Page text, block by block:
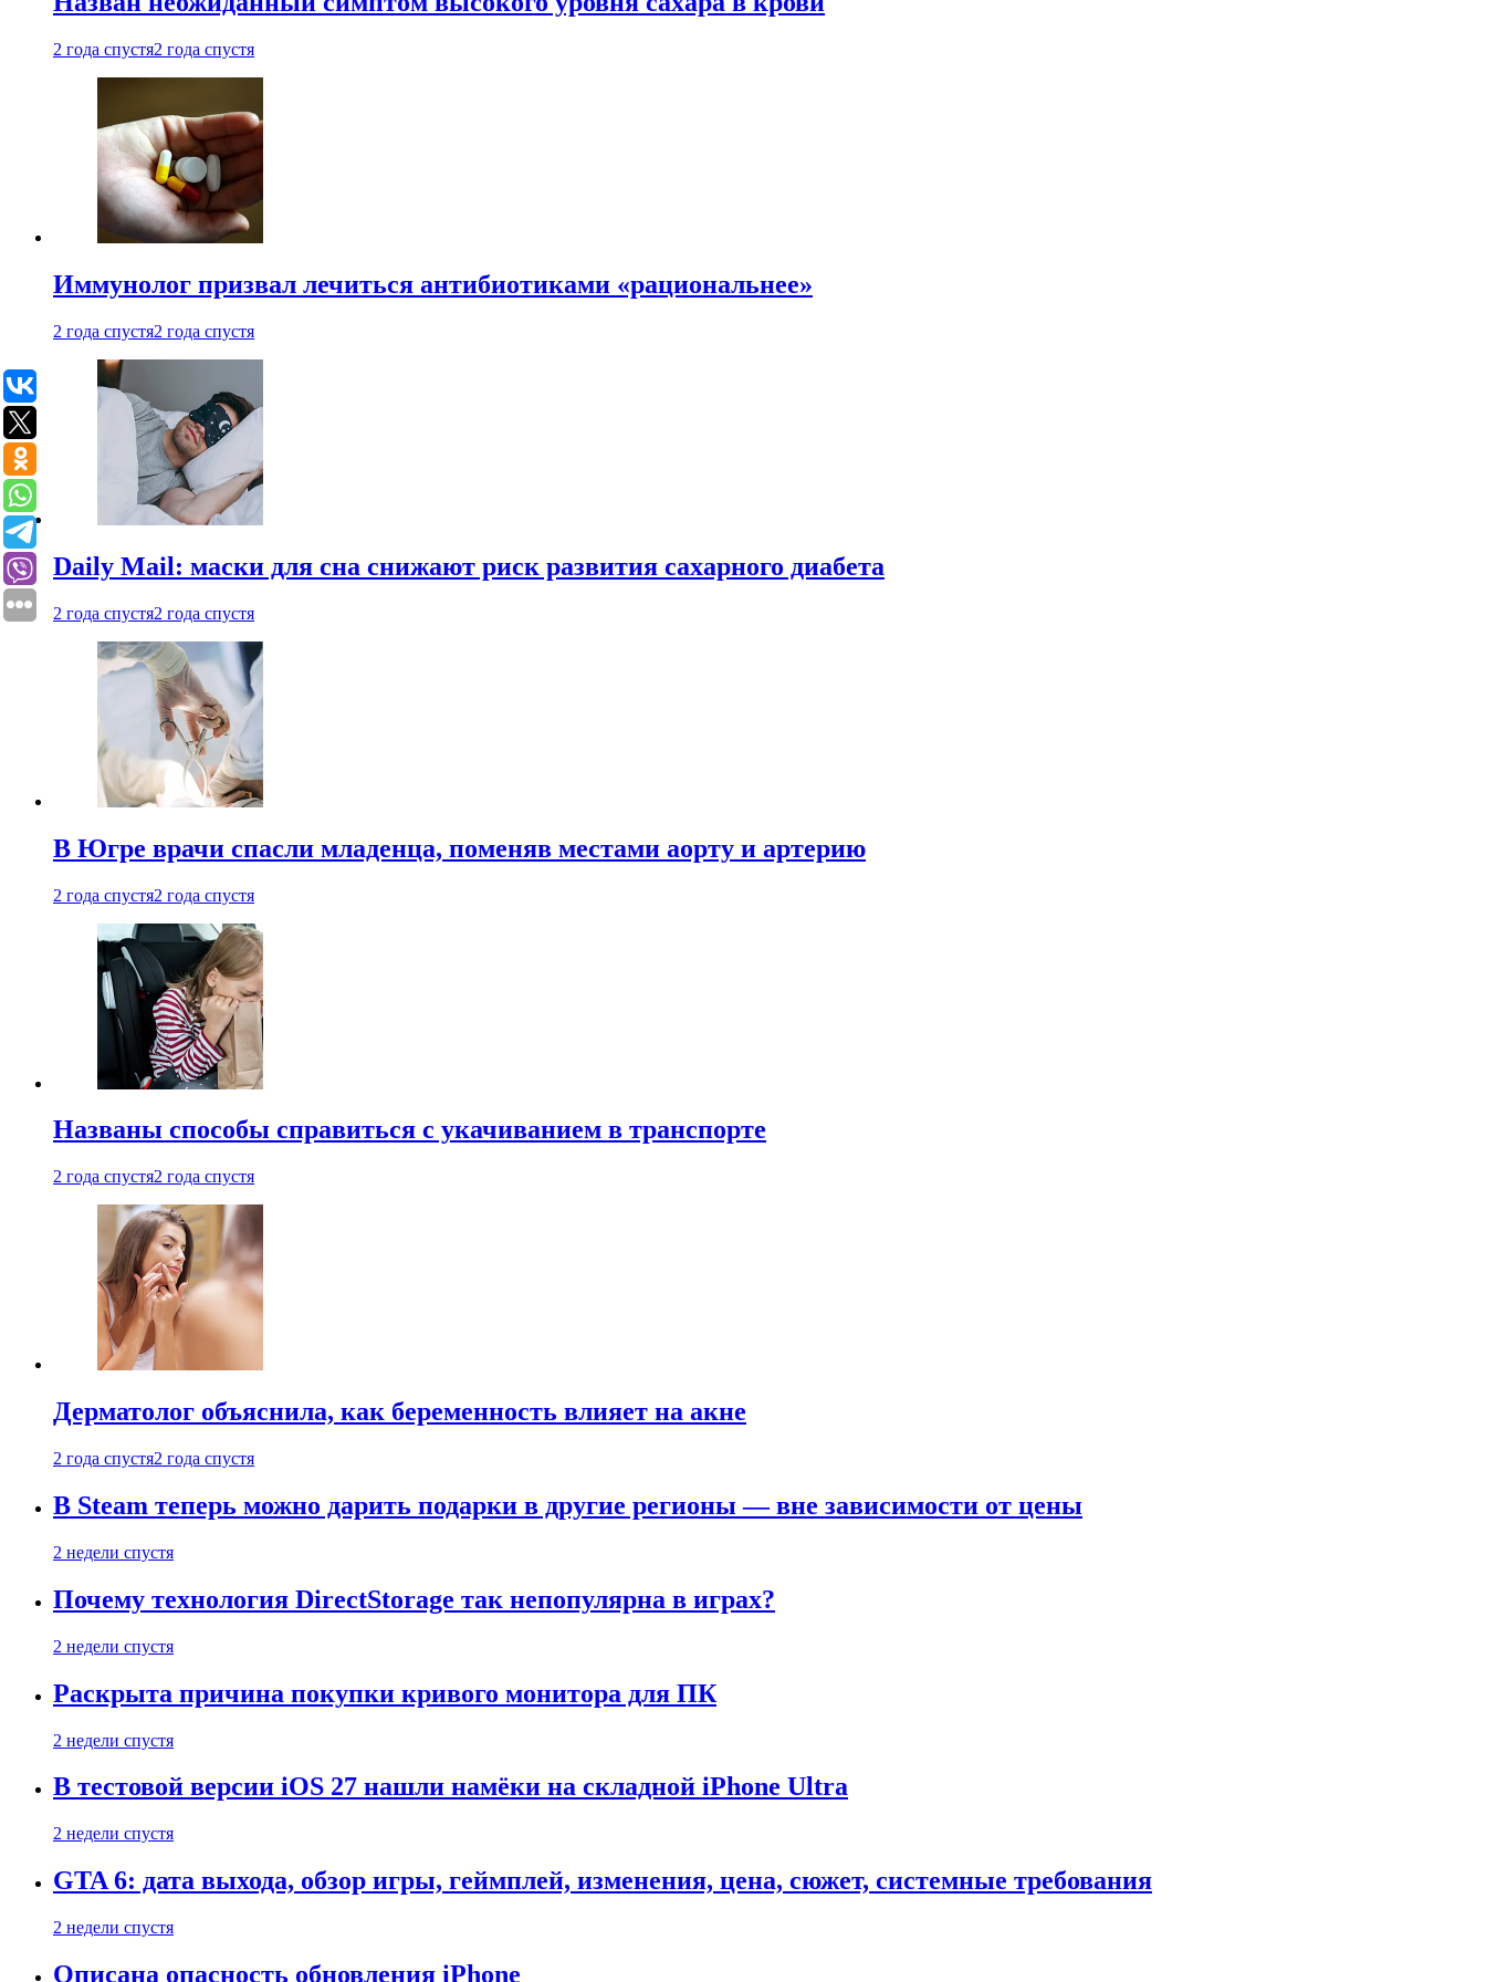
2 года спустя2 года спустя
Иммунолог призвал лечиться антибиотиками «рациональнее»
2 года спустя2 года спустя
Daily Mail: маски для сна снижают риск развития сахарного диабета
2 года спустя2 года спустя
В Югре врачи спасли младенца, поменяв местами аорту и артерию
2 года спустя2 года спустя
Названы способы справиться с укачиванием в транспорте
2 года спустя2 года спустя
Дерматолог объяснила, как беременность влияет на акне
2 года спустя2 года спустя
В Steam теперь можно дарить подарки в другие регионы — вне зависимости от цены
2 недели спустя
Почему технология DirectStorage так непопулярна в играх?
2 недели спустя
Раскрыта причина покупки кривого монитора для ПК
2 недели спустя
В тестовой версии iOS 27 нашли намёки на складной iPhone Ultra
2 недели спустя
GTA 6: дата выхода, обзор игры, геймплей, изменения, цена, сюжет, системные требования
2 недели спустя
Описана опасность обновления iPhone